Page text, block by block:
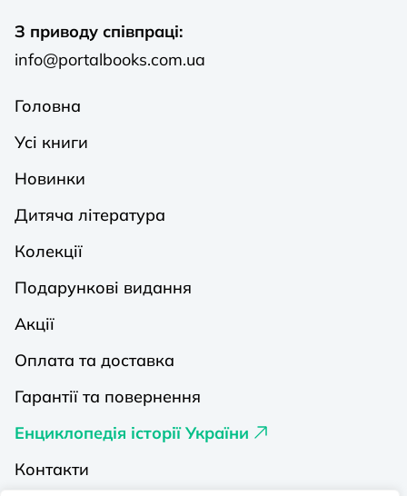
З приводу співпраці:
info@portalbooks.com.ua
Головна
Усі книги
Новинки
Дитяча література
Колекції
Подарункові видання
Акції
Оплата та доставка
Гарантії та повернення
Енциклопедія історії України
Контакти